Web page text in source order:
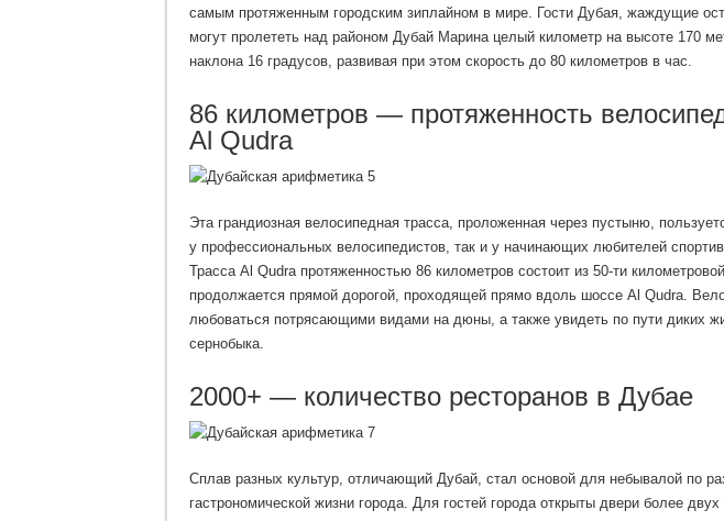
самым протяженным городским зиплайном в мире. Гости Дубая, жаждущие
могут пролететь над районом Дубай Марина целый километр на высоте 170
наклона 16 градусов, развивая при этом скорость до 80 километров в час.
86 километров — протяженность
Al Qudra
Эта грандиозная велосипедная трасса, проложенная через пустыню,
у профессиональных велосипедистов, так и у начинающих любителей
Трасса Al Qudra протяженностью 86 километров состоит из 50-ти
продолжается прямой дорогой, проходящей прямо вдоль шоссе Al Qudra.
любоваться потрясающими видами на дюны, а также увидеть по пути диких
сернобыка.
2000+ — количество ресторанов в Дубае
Сплав разных культур, отличающий Дубай, стал основой для небывалой по
гастрономической жизни города. Для гостей города открыты двери более